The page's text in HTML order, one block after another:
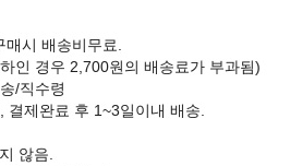
시 배송비무료.
인 경우 2,700원의 배송료가 부과됨)
/직수령
제완료 후 1~3일이내 배송.
않음.